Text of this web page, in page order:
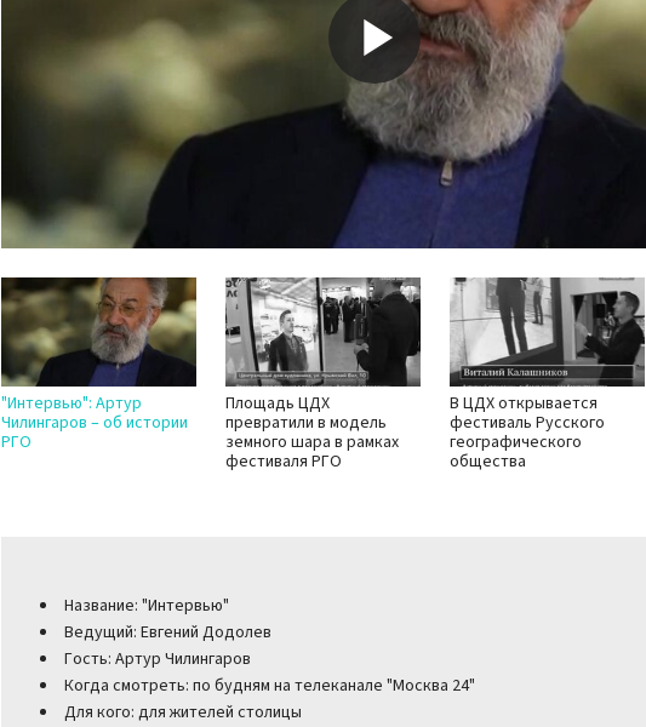
Play
Video
"Интервью": Артур
Чилингаров – об истории
РГО
Площадь ЦДХ
превратили в модель
земного шара в рамках
фестиваля РГО
В ЦДХ открывается
фестиваль Русского
географического
общества
Название: "Интервью"
Ведущий: Евгений Додолев
Гость: Артур Чилингаров
Когда смотреть: по будням на телеканале "Москва 24"
Для кого: для жителей столицы